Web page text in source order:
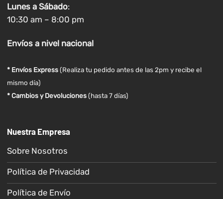
Lunes a Sábado:
10:30 am – 8:00 pm
Envíosa nivel nacional
* Envíos Express(Realiza tu pedido antes de las 2pm y recibe el
mismo día)
* Cambios y Devoluciones (hasta 7 días)
Nuestra Empresa
Sobre Nosotros
Política de Privacidad
Política de Envío